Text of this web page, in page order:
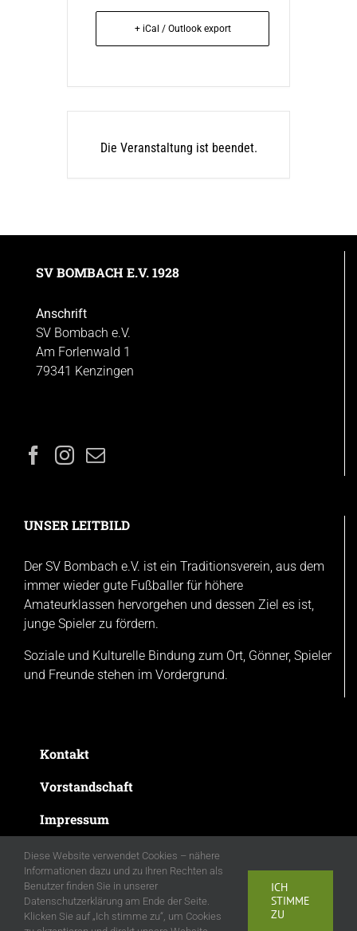
+ iCal / Outlook export
Die Veranstaltung ist beendet.
SV BOMBACH E.V. 1928
Anschrift
SV Bombach e.V.
Am Forlenwald 1
79341 Kenzingen
UNSER LEITBILD
Der SV Bombach e.V. ist ein Traditionsverein, aus dem
immer wieder gute Fußballer für höhere
Amateurklassen hervorgehen und dessen Ziel es ist,
junge Spieler zu fördern.
Soziale und Kulturelle Bindung zum Ort, Gönner, Spieler
und Freunde stehen im Vordergrund.
Kontakt
Vorstandschaft
Impressum
Datenschutzerklärung
Diese Website verwendet Cookies – nähere
Informationen dazu und zu Ihren Rechten als
Benutzer finden Sie in unserer
Datenschutzerklärung am Ende der Seite.
Klicken Sie auf „Ich stimme zu“, um Cookies
ICH
STIMME
ZU